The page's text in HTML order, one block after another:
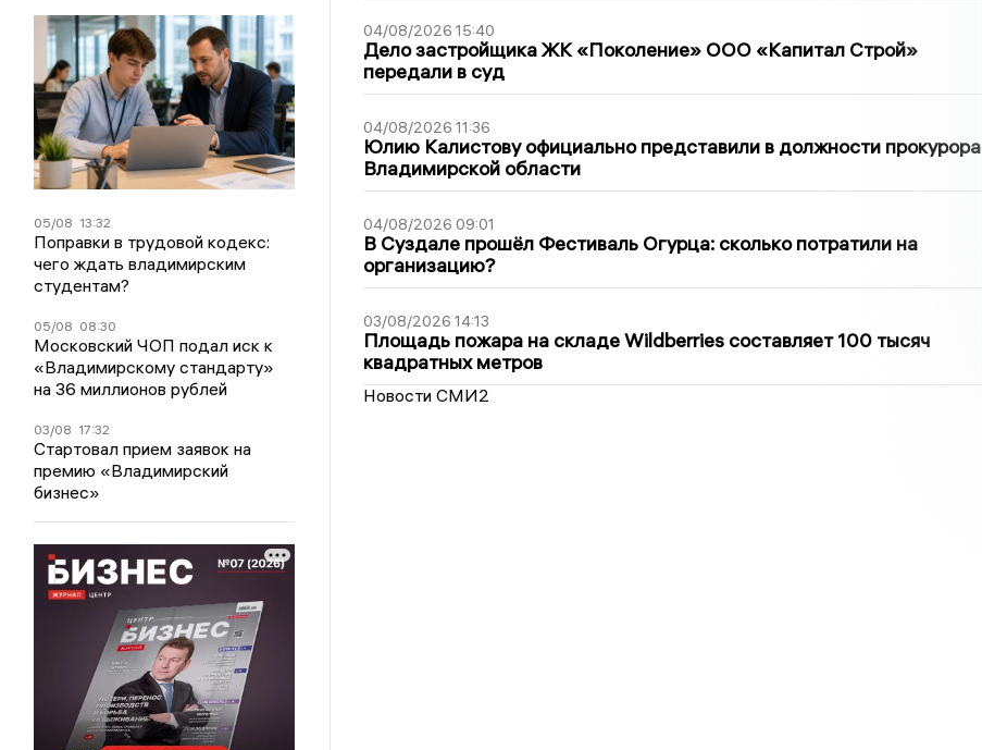
05/08 13:32
Поправки в трудовой кодекс:
чего ждать владимирским
студентам?
05/08 08:30
Московский ЧОП подал иск к
«Владимирскому стандарту»
на 36 миллионов рублей
03/08 17:32
Стартовал прием заявок на
премию «Владимирский
бизнес»
04/08/2026 15:40
Дело застройщика ЖК «Поколение» ООО «Капитал Строй»
передали в суд
04/08/2026 11:36
Юлию Калистову официально представили в должности прокурора
Владимирской области
04/08/2026 09:01
В Суздале прошёл Фестиваль Огурца: сколько потратили на
организацию?
03/08/2026 14:13
Площадь пожара на складе Wildberries составляет 100 тысяч
квадратных метров
Новости СМИ2